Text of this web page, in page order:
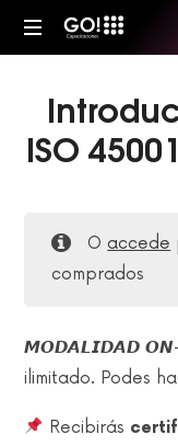
Go!
ISO
O accede
comprados
𝙈𝙊𝘿𝘼𝙇𝙄𝘿𝘼𝘿 𝙊𝙉-
ilimitado. Podes
Recibirás